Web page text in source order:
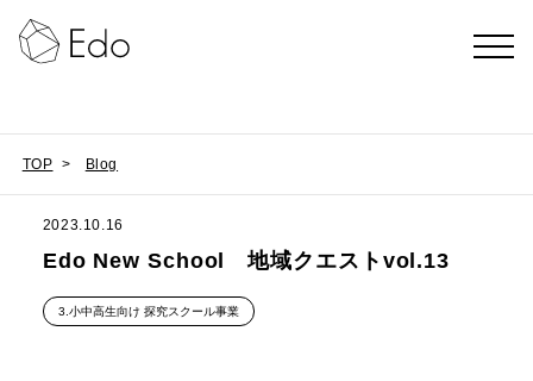
TOP > Blog
2023.10.16
Edo New School 地域クエストvol.13
3.小中高生向け 探究スクール事業